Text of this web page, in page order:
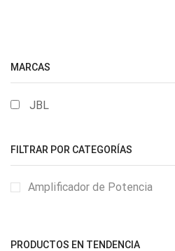
MARCAS
JBL
FILTRAR POR CATEGORÍAS
Amplificador de Potencia
PRODUCTOS EN TENDENCIA